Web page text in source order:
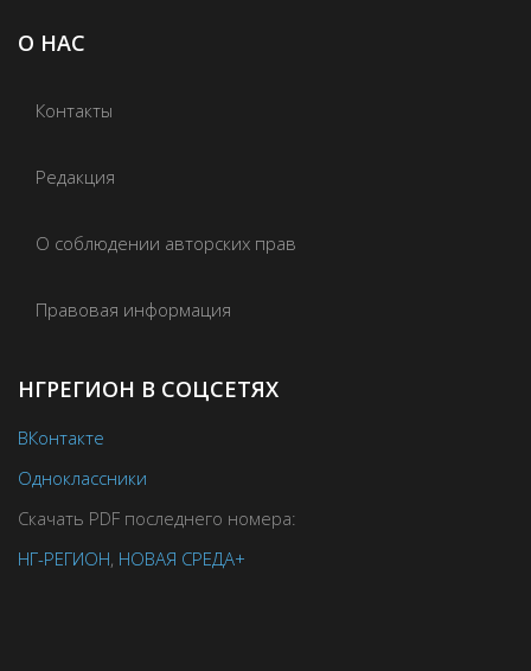
О НАС
Контакты
Редакция
О соблюдении авторских прав
Правовая информация
НГРЕГИОН В СОЦСЕТЯХ
ВКонтакте
Одноклассники
Скачать PDF последнего номера:
НГ-РЕГИОН, НОВАЯ СРЕДА+